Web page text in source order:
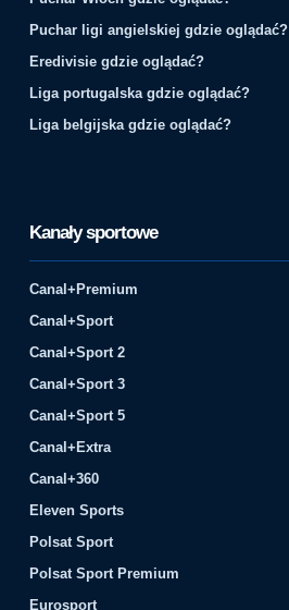
Puchar ligi angielskiej gdzie oglądać?
Eredivisie gdzie oglądać?
Liga portugalska gdzie oglądać?
Liga belgijska gdzie oglądać?
Kanały sportowe
Canal+Premium
Canal+Sport
Canal+Sport 2
Canal+Sport 3
Canal+Sport 5
Canal+Extra
Canal+360
Eleven Sports
Polsat Sport
Polsat Sport Premium
Eurosport